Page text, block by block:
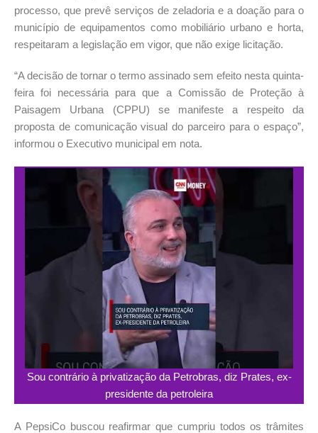
processo, que prevê serviços de zeladoria e a doação para o
município de equipamentos como mobiliário urbano e horta,
respeitaram a legislação em vigor, que não exige licitação.
“A decisão de tornar o termo assinado sem efeito nesta quinta-
feira foi necessária para que a Comissão de Proteção à
Paisagem Urbana (CPPU) se manifeste a respeito da
proposta de comunicação visual do parceiro para o espaço”,
informou o Executivo municipal em nota.
Sou contrário à privatização da Petrobras, diz Prates, ex-
presidente da petroleira
A PepsiCo buscou reafirmar que cumpriu todos os trâmites